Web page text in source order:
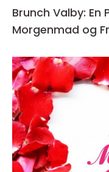
Brunch Valby:
Morgenmad og